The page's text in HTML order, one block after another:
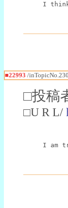
I
■22993 /
□投稿
□U R L/
I am